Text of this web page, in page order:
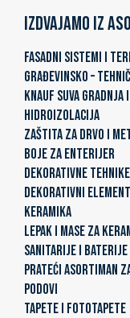
Izdvajamo iz
FASADNI SISTEMI I
GRAĐEVINSKO –
KNAUF SUVA GRADNJA
HIDROIZOLACIJA
ZAŠTITA ZA DRVO I
BOJE ZA ENTERIJER
DEKORATIVNE TEHNIKE
DEKORATIVNI
KERAMIKA
LEPAK I MASE ZA
SANITARIJE I BATERIJE
PRATEĆI ASORTIMAN
PODOVI
TAPETE I FOTOTAPETE